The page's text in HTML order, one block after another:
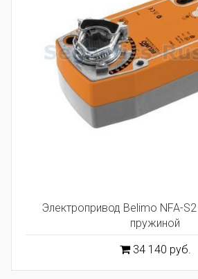
Электропривод Belimo NFA-
пружиной
34 140 руб.